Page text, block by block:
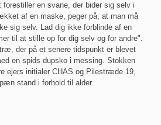
forestiller en svane, der bider sig selv i
af en maske, peger på, at man må
sig selv. Lad dig ikke forblinde af en
til at stille op for dig selv og for andre".
der på et senere tidspunkt er blevet
en spids dupsko i messing. Stokken
ejers initialer CHAS og Pilestræde 19,
stand i forhold til alder.